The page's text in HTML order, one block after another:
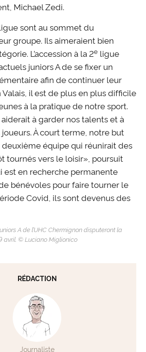
Michael Zedi.
sont au sommet du
groupe. Ils aimeraient bien
L’accession à la 2e ligue
juniors A de se fixer un
afin de continuer leur
Valais, il est de plus en plus difficile
à la pratique de notre sport.
à garder nos talents et à
joueurs. À court terme, notre but
équipe qui réunirait des
tournés vers le loisir», poursuit
est en recherche permanente
bénévoles pour faire tourner le
Covid, ils sont devenus des
A de l’UHC Chermignon disputeront la
avril. © Luciano Miglionico
RÉDACTION
Journaliste